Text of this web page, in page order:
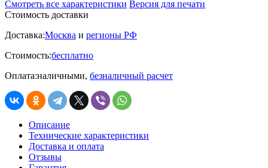
Смотреть все характеристики Версия для печати
Стоимость доставки
Доставка:Москва и регионы РФ
Стоимость:бесплатно
Оплата:наличными, безналичный расчет
Описание
Технические характеристики
Доставка и оплата
Отзывы